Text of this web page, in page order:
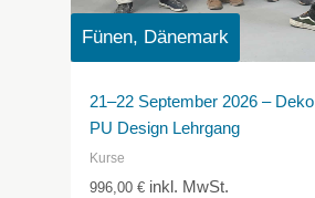
Fünen, Dänemark
21–22 September 2026 –
PU Design Lehrgang
Kurse
996,00€ inkl. MwSt.